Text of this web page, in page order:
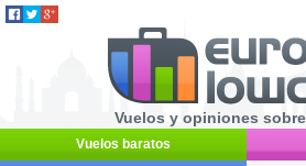
Vuelos y opiniones
Vuelos baratos